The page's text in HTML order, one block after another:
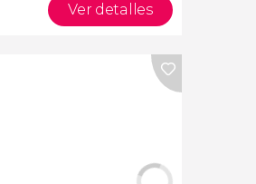
Ver detalles